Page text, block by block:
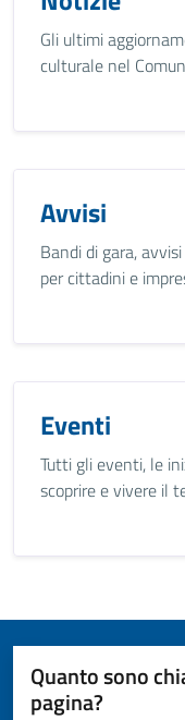
Gli ultimi
culturale nel
Avvisi
Bandi di gara,
per cittadini e
Eventi
Tutti gli eventi, le
scoprire e vivere il
Quanto sono
pagina?